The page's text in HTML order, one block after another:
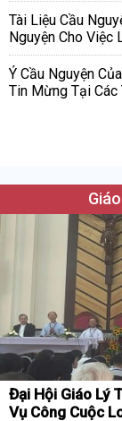
Tài Liệu Cầu
Nguyện Cho Việc
Ý Cầu Nguyện
Tin Mừng Tại Các
Đại Hội Giáo Lý
Vụ Công Cuộc